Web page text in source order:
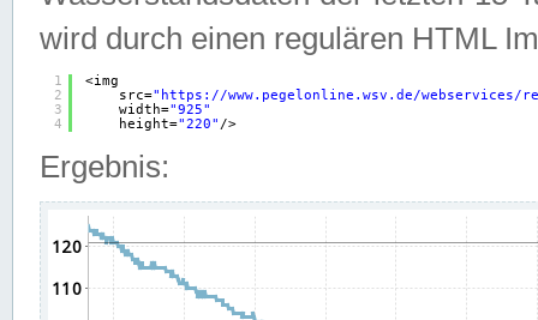
wird durch einen regulären HTML
1
2
3
4
<img
src=" https://www.pegelonline.wsv.de/webservices/
width="925"
height="220" />
Ergebnis: